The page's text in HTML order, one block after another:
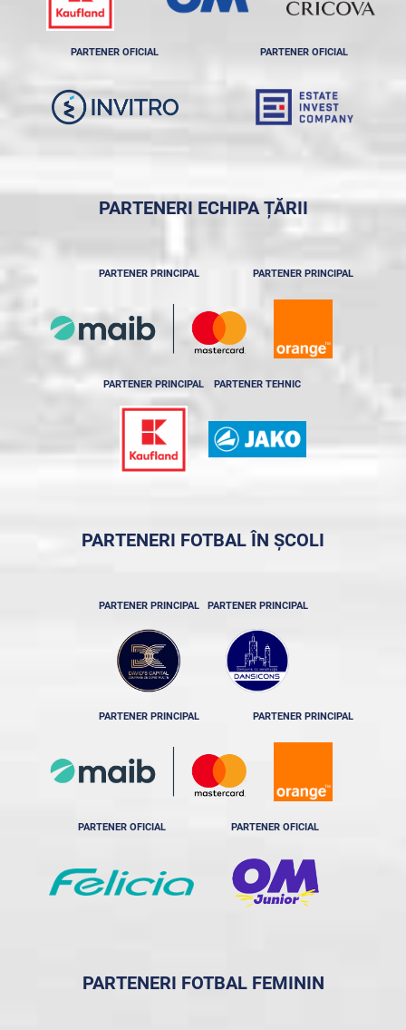
PARTENER OFICIAL PARTENER OFICIAL
PARTENERI ECHIPA ȚĂRII
PARTENER PRINCIPAL PARTENER PRINCIPAL
PARTENER PRINCIPAL PARTENER TEHNIC
PARTENERI FOTBAL ÎN ȘCOLI
PARTENER PRINCIPAL PARTENER PRINCIPAL
PARTENER PRINCIPAL PARTENER PRINCIPAL
PARTENER OFICIAL PARTENER OFICIAL
PARTENERI FOTBAL FEMININ